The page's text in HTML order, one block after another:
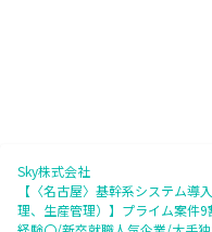
Sky株式会社
【〈名古屋〉基幹系システム
理、生産管理）】プライム案件